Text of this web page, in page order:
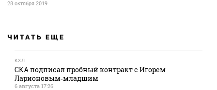
28 октября 2019
ЧИТАТЬ ЕЩЕ
КХЛ
СКА подписал пробный контракт с Игорем
Ларионовым‑младшим
6 августа 17:26